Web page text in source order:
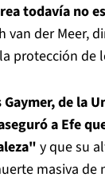
todavía no
van der Meer,
protección de
Gaymer, de la
a Efe
y que su
masiva de